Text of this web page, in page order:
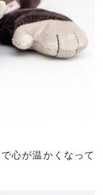
心が温かくなって